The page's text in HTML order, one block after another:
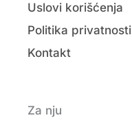
Uslovi korišćenja
Politika privatnosti
Kontakt
Za nju